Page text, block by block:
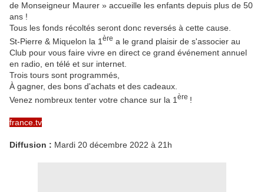
de Monseigneur Maurer » accueille les enfants depuis plus de 50
ans !
Tous les fonds récoltés seront donc reversés à cette cause.
St-Pierre & Miquelon la 1 ère a le grand plaisir de s'associer au
Club pour vous faire vivre en direct ce grand événement annuel
en radio, en télé et sur internet.
Trois tours sont programmés,
À gagner, des bons d'achats et des cadeaux.
Venez nombreux tenter votre chance sur la 1 ère !
france.tv
Diffusion : Mardi 20 décembre 2022 à 21h